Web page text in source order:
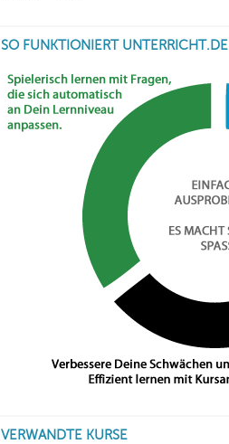
SO FUNKTIONIERT UNTERRICHT.DE
VERWANDTE KURSE